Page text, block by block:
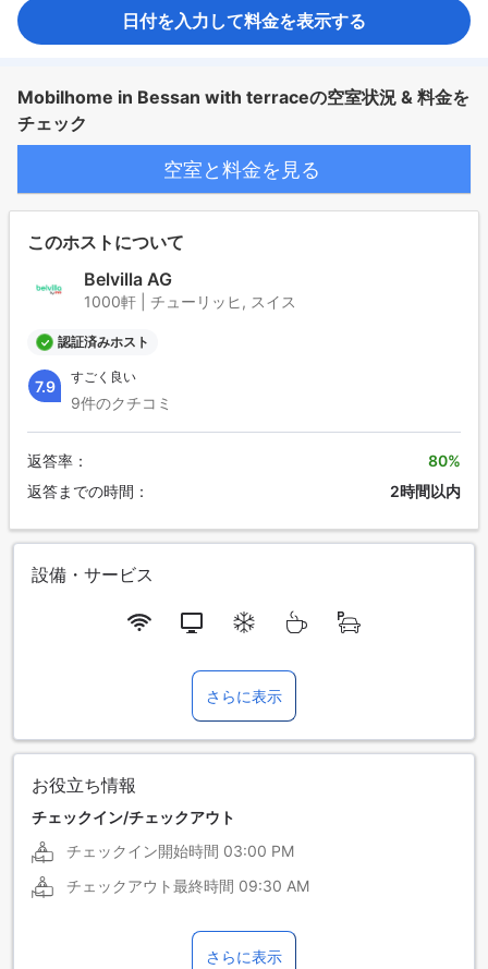
日付を入力して料金を表示する
Mobilhome in Bessan with terraceの空室状況 & 料金を
チェック
空室と料金を見る
このホストについて
Belvilla AG
1000軒 | チューリッヒ, スイス
認証済みホスト
7.9 すごく良い
9件のクチコミ
返答率：
返答までの時間：
80%
2時間以内
設備・サービス
さらに表示
お役立ち情報
チェックイン/チェックアウト
チェックイン開始時間 03:00 PM
チェックアウト最終時間 09:30 AM
さらに表示